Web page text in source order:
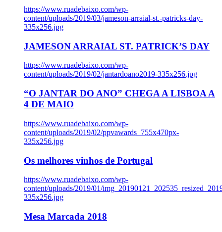
https://www.ruadebaixo.com/wp-
content/uploads/2019/03/jameson-arraial-st.-patricks-day-
335x256.jpg
JAMESON ARRAIAL ST. PATRICK’S DAY
https://www.ruadebaixo.com/wp-
content/uploads/2019/02/jantardoano2019-335x256.jpg
“O JANTAR DO ANO” CHEGA A LISBOA A
4 DE MAIO
https://www.ruadebaixo.com/wp-
content/uploads/2019/02/ppvawards_755x470px-
335x256.jpg
Os melhores vinhos de Portugal
https://www.ruadebaixo.com/wp-
content/uploads/2019/01/
335x256.jpg
Mesa Marcada 2018